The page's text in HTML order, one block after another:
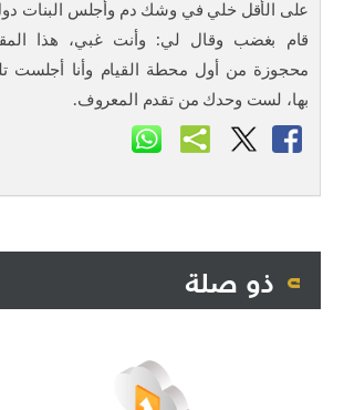
على الأقل خلي في وشك دم وأجلس البنات
قام بغضب وقال لي: وأنت غبي، هذا
محجوزة من أول محطة القيام وأنا أجلست
بها، لست وحدك من تقدم المعروف.
ذو صلة